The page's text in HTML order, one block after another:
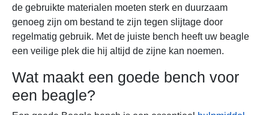
de gebruikte materialen moeten sterk en duurzaam
genoeg zijn om bestand te zijn tegen slijtage door
regelmatig gebruik. Met de juiste bench heeft uw beagle
een veilige plek die hij altijd de zijne kan noemen.
Wat maakt een goede bench voor
een beagle?